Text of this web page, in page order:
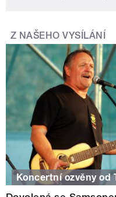
Z NAŠEHO VYSÍLÁNÍ
Koncertní ozvěny od